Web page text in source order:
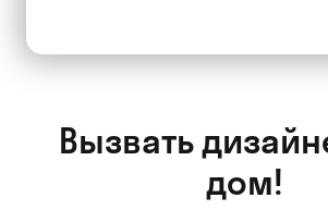
Вызвать
дом!